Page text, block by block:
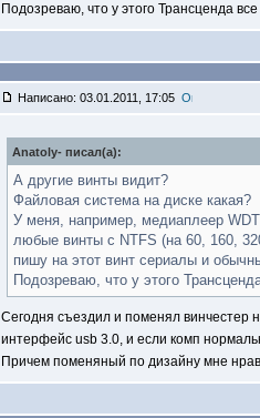
Подозреваю, что у этого Трансценда
Написано: 03.01.2011, 17:05
Anatoly- писал(a):
А другие винты видит?
Файловая система на диске какая?
У меня, например, медиаплеер
любые винты с NTFS (на 60, 160,
пишу на этот винт сериалы и
Подозреваю, что у этого
Сегодня съездил и поменял винчестер
интерфейс usb 3.0, и если комп
Причем поменяный по дизайну мне